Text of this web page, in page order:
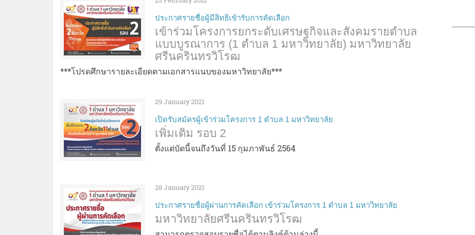
ประกาศรายชื่อผู้มีสิทธิเข้ารับการคัดเลือก
เข้าร่วมโครงการยกระดับเศรษฐกิจและสังคมรายตำบล
แบบบูรณาการ (1 ตำบล 1 มหาวิทยาลัย) มหาวิทยาลัย
ศรีนครินทรวิโรฒ
***โปรดศึกษารายละเอียดตามเอกสารแนบของมหาวิทยาลัย***
29 January 2021
เปิดรับสมัครผู้เข้าร่วมโครงการ 1 ตำบล 1 มหาวิทยาลัย
เพิ่มเติม รอบ 2
ตั้งแต่บัดนี้จนถึงวันที่ 15 กุมภาพันธ์ 2564
28 January 2021
ประกาศรายชื่อผู้ผ่านการคัดเลือก เข้าร่วมโครงการ 1 ตำบล 1 มหาวิทยาลัย
มหาวิทยาลัยศรีนครินทรวิโรฒ